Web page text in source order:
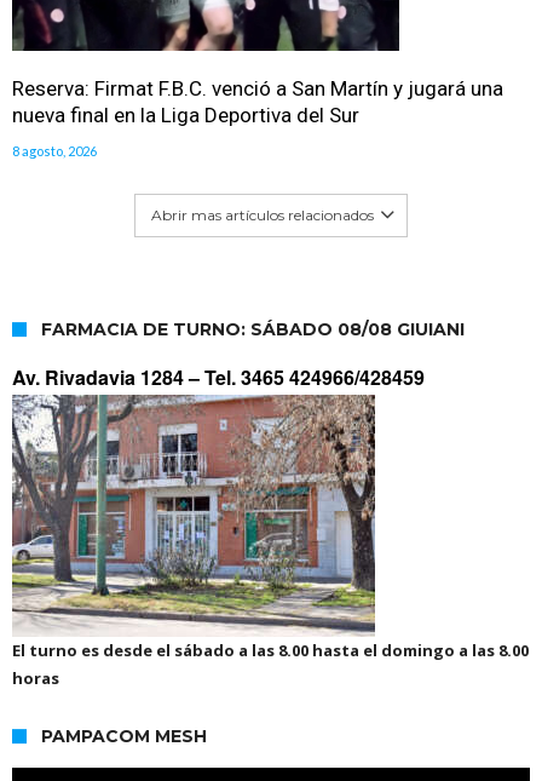
Reserva: Firmat F.B.C. venció a San Martín y jugará una
nueva final en la Liga Deportiva del Sur
8 agosto, 2026
Abrir mas artículos relacionados
FARMACIA DE TURNO: SÁBADO 08/08 GIUIANI
Av. Rivadavia 1284 –Tel. 3465 424966/428459
El turno es desde el sábado a las 8.00 hasta el domingo a las 8.00
horas
PAMPACOM MESH